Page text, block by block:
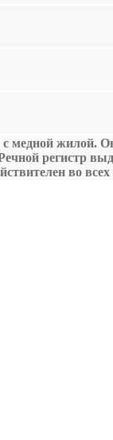
медной жилой.
регистр
во